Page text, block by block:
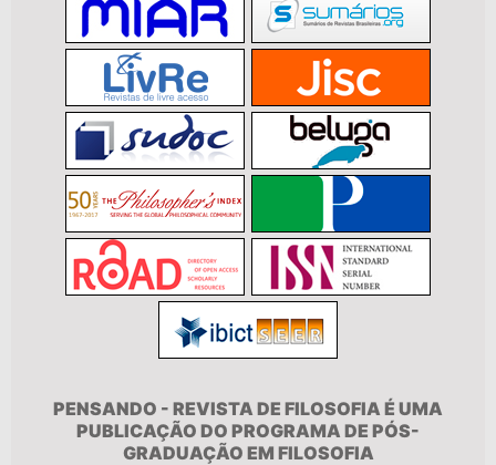
PENSANDO - REVISTA DE FILOSOFIA É UMA
PUBLICAÇÃO DO PROGRAMA DE PÓS-
GRADUAÇÃO EM FILOSOFIA